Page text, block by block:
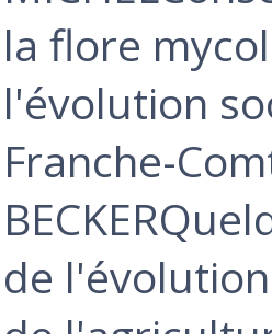
la flore
l'évolution
Franche-
de